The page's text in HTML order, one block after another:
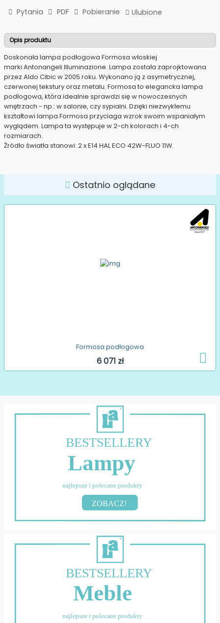
Pytania PDF Pobieranie Ulubione
Opis produktu
Doskonała lampa podłogowa Formosa włoskiej
marki Antonangeli Illuminazione. Lampa została zaprojktowana
przez Aldo Cibic w 2005 roku. Wykonano ją z asymetrycznej,
czerwonej tekstury oraz metalu. Formosa to elegancka lampa
podłogowa, która idealnie sprawdzi się w nowoczesnych
wnętrzach - np.: w salonie, czy sypialni. Dzięki niezwykłemu
kształtowi lampa Formosa przyciaga wzrok swoim wspaniałym
wyglądem. Lampa ta występuje w 2-ch kolorach i 4-ch
rozmiarach.
Źródło światła stanowi: 2 x E14 HAL ECO 42W-FLUO 11W.
Ostatnio oglądane
Formosa podłogowa
6 071 zł
BESTSELLERY
Lampy
najlepsze i polecane produkty
ZOBACZ!
BESTSELLERY
Meble
najlepsze i polecane produkty